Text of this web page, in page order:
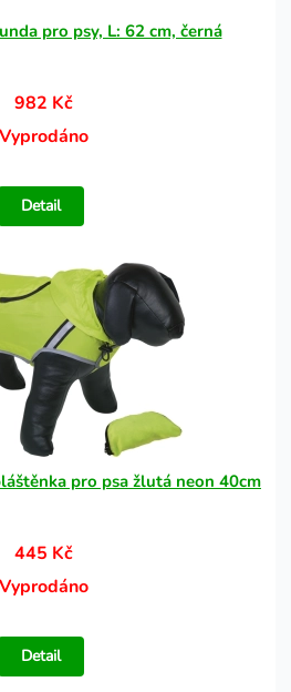
pro psy, L: 62 cm, černá
982 Kč
Vyprodáno
Detail
pro psa žlutá neon 40cm
445 Kč
Vyprodáno
Detail